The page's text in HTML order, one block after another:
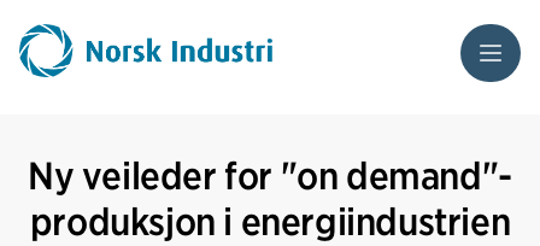
Meny
Ny veileder for "on demand"-
produksjon i energiindustrien